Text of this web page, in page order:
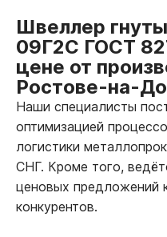
Швеллер
09Г2С ГОСТ
цене от
Ростове-на-
Наши специалисты
оптимизацией
логистики
СНГ. Кроме того,
ценовых предложений
конкурентов.